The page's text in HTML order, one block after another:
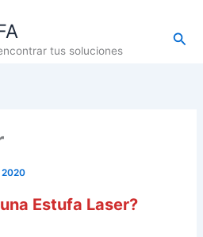
tus soluciones
2020
Estufa Laser?